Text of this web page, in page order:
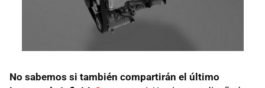
No sabemos si también compartirán el último